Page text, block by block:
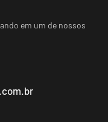
em um de nossos